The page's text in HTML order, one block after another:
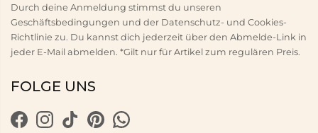
Durch deine Anmeldung stimmst du unseren
Geschäftsbedingungen und der Datenschutz- und Cookies-
Richtlinie zu. Du kannst dich jederzeit über den Abmelde-Link in
jeder E-Mail abmelden. *Gilt nur für Artikel zum regulären Preis.
FOLGE UNS